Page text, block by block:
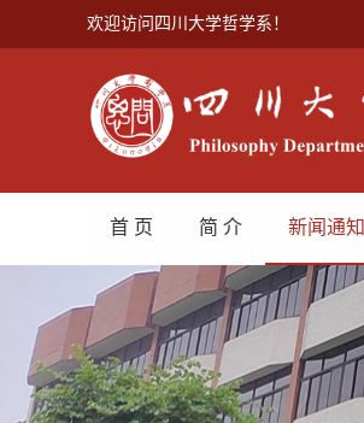
欢迎访问四川大学哲学系！
首 页 简 介 新闻通知